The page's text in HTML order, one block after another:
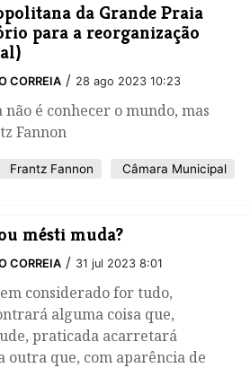
da Grande Praia
para a reorganização
CORREIA / 28 ago 2023 10:23
é conhecer o mundo, mas
Fannon
Frantz Fannon
Câmara Municipal
mésti muda?
CORREIA / 31 jul 2023 8:01
considerado for tudo,
alguma coisa que,
praticada acarretará
outra que, com aparência de